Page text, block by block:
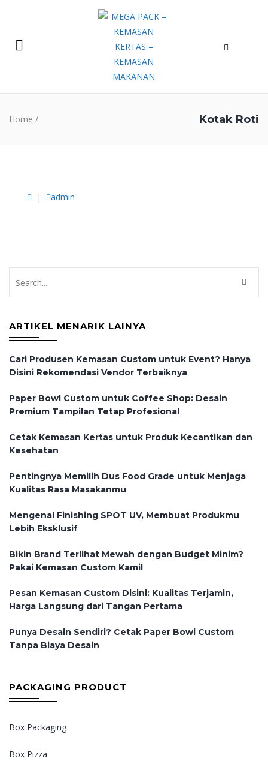
Kotak Roti
Home /
| admin
ARTIKEL MENARIK LAINYA
Cari Produsen Kemasan Custom untuk Event? Hanya
Disini Rekomendasi Vendor Terbaiknya
Paper Bowl Custom untuk Coffee Shop: Desain
Premium Tampilan Tetap Profesional
Cetak Kemasan Kertas untuk Produk Kecantikan dan
Kesehatan
Pentingnya Memilih Dus Food Grade untuk Menjaga
Kualitas Rasa Masakanmu
Mengenal Finishing SPOT UV, Membuat Produkmu
Lebih Eksklusif
Bikin Brand Terlihat Mewah dengan Budget Minim?
Pakai Kemasan Custom Kami!
Pesan Kemasan Custom Disini: Kualitas Terjamin,
Harga Langsung dari Tangan Pertama
Punya Desain Sendiri? Cetak Paper Bowl Custom
Tanpa Biaya Desain
PACKAGING PRODUCT
Box Packaging
Box Pizza